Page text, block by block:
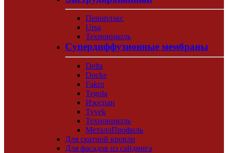
Пеноплэкс
Ursa
Технониколь
Супердиффузионные мембраны
Delta
Docke
Fakro
Tegola
Изоспан
Tyvek
Технониколь
МеталлПрофиль
Для скатной кровли
Для фасадов из сайдинга